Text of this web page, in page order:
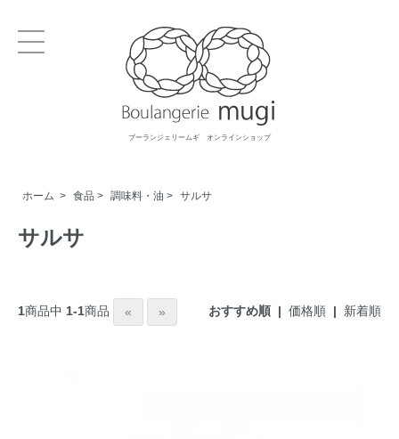
ブーランジェリームギ オンラインショップ
ホーム > 食品 > 調味料・油 > サルサ
サルサ
1商品中 1-1商品 « » おすすめ順 | 価格順 | 新着順